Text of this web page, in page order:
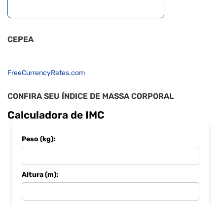
CEPEA
FreeCurrencyRates.com
CONFIRA SEU ÍNDICE DE MASSA CORPORAL
Calculadora de IMC
Peso (kg):
Altura (m):